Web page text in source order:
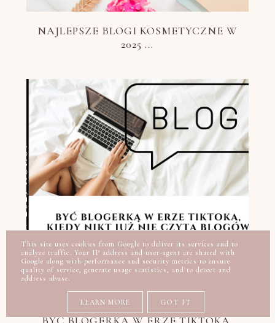
NAJLEPSZE BLOGI KOSMETYCZNE W
2025 ...
BYĆ BLOGERKĄ W ERZE TIKTOKA,
This site uses cookies from Google to deliver its services and to
analyze traffic. Your IP address and user-agent are shared with
Google along with performance and security metrics to ensure
quality of service, generate usage statistics, and to detect and
address abuse.
LEARN MORE GOT IT